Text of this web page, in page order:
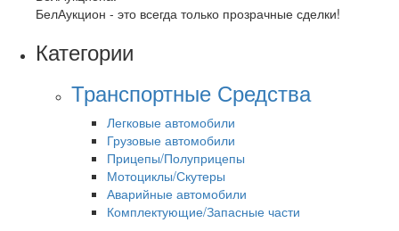
БелАукцион - это всегда только прозрачные сделки!
Категории
Транспортные Средства
Легковые автомобили
Грузовые автомобили
Прицепы/Полуприцепы
Мотоциклы/Скутеры
Аварийные автомобили
Комплектующие/Запасные части